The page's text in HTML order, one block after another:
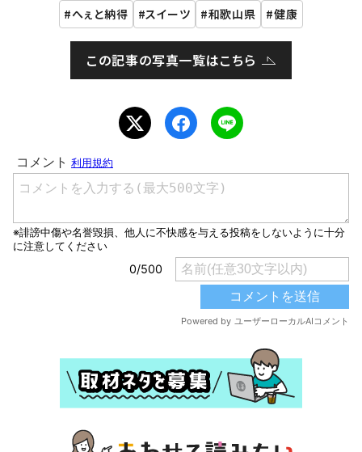
へぇと納得 スイーツ 和歌山県 健康
この記事の写真一覧はこちら